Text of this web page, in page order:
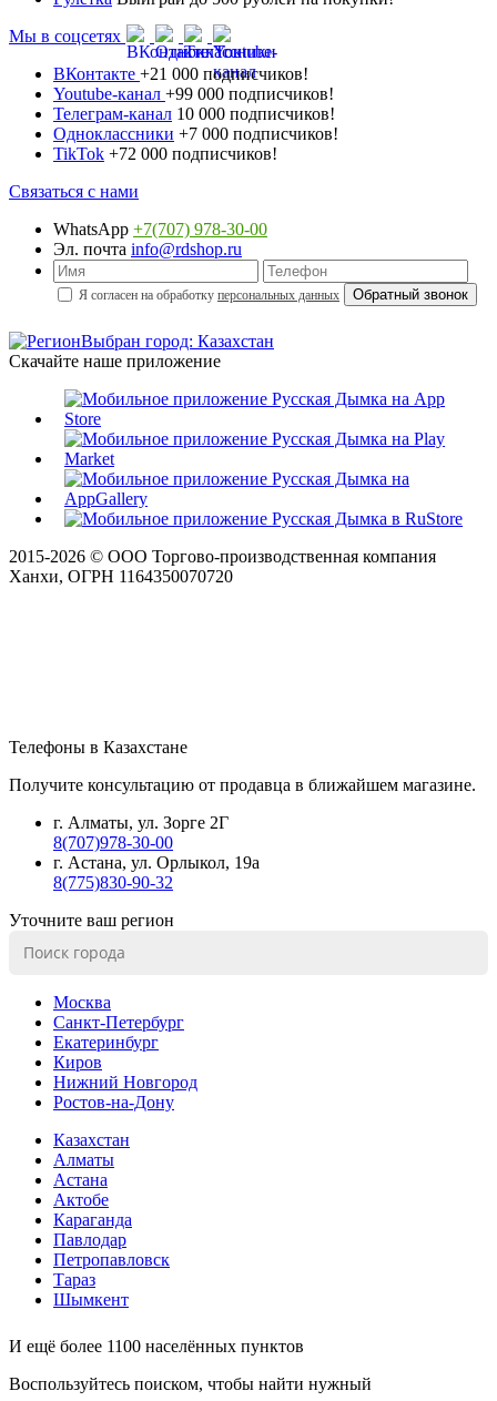
Мы в соцсетях
ВКонтакте +21 000 подписчиков!
Youtube-канал +99 000 подписчиков!
Телеграм-канал 10 000 подписчиков!
Одноклассники +7 000 подписчиков!
TikTok +72 000 подписчиков!
Связаться с нами
WhatsApp +7(707) 978-30-00
Эл. почта info@rdshop.ru
Я согласен на обработку персональных данных
Выбран город: Казахстан
Скачайте наше приложение
2015-2026 © ООО Торгово-производственная компания
Ханхи, ОГРН 1164350070720
Телефоны в Казахстане
Получите консультацию от продавца в ближайшем магазине.
г. Алматы, ул. Зорге 2Г
8(707)978-30-00
г. Астана, ул. Орлыкол, 19а
8(775)830-90-32
Уточните ваш регион
Москва
Санкт-Петербург
Екатеринбург
Киров
Нижний Новгород
Ростов-на-Дону
Казахстан
Алматы
Астана
Актобе
Караганда
Павлодар
Петропавловск
Тараз
Шымкент
И ещё более 1100 населённых пунктов
Воспользуйтесь поиском, чтобы найти нужный